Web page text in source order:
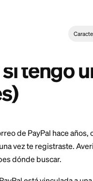
saber si tengo una
si
por correo de